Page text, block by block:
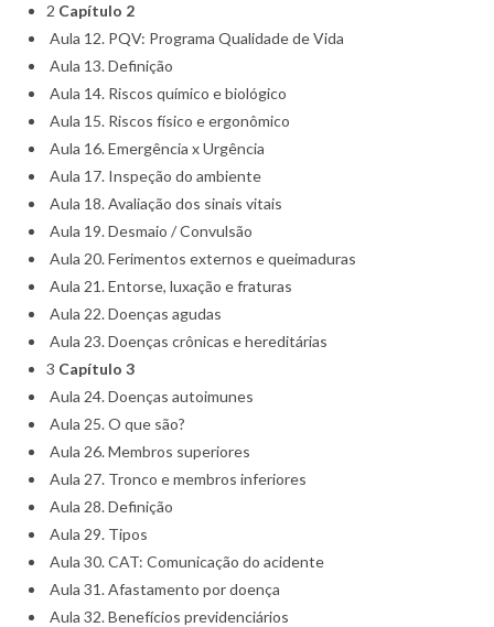
2 Capítulo 2
Aula 12. PQV: Programa Qualidade de Vida
Aula 13. Definição
Aula 14. Riscos químico e biológico
Aula 15. Riscos físico e ergonômico
Aula 16. Emergência x Urgência
Aula 17. Inspeção do ambiente
Aula 18. Avaliação dos sinais vitais
Aula 19. Desmaio / Convulsão
Aula 20. Ferimentos externos e queimaduras
Aula 21. Entorse, luxação e fraturas
Aula 22. Doenças agudas
Aula 23. Doenças crônicas e hereditárias
3 Capítulo 3
Aula 24. Doenças autoimunes
Aula 25. O que são?
Aula 26. Membros superiores
Aula 27. Tronco e membros inferiores
Aula 28. Definição
Aula 29. Tipos
Aula 30. CAT: Comunicação do acidente
Aula 31. Afastamento por doença
Aula 32. Benefícios previdenciários